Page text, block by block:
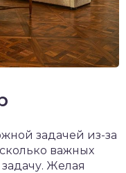
задачей из-за
важных
Желая